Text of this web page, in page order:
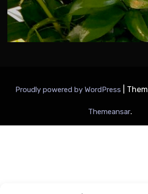
Proudly powered by WordPress
Themeansar.